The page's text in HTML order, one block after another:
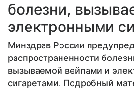
болезни,
электронными
Минздрав России
распространенности
вызываемой вейпами и
сигаретами. Подробный